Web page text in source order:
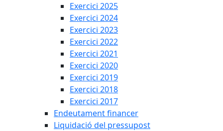
Exercici 2025
Exercici 2024
Exercici 2023
Exercici 2022
Exercici 2021
Exercici 2020
Exercici 2019
Exercici 2018
Exercici 2017
Endeutament financer
Liquidació del pressupost